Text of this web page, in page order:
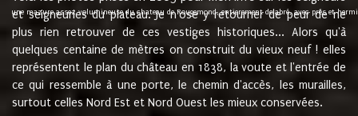
une mazure assez volumineuse du chateau de Rougemond, entierement delabré, avec près et
et seigneuries du plateau. Je n'ose y retourner de peur de ne
plus rien retrouver de ces vestiges historiques... Alors qu'à
quelques centaine de mètres on construit du vieux neuf ! elles
représentent le plan du château en 1838, la voute et l'entrée de
ce qui ressemble à une porte, le chemin d'accès, les murailles,
surtout celles Nord Est et Nord Ouest les mieux conservées.